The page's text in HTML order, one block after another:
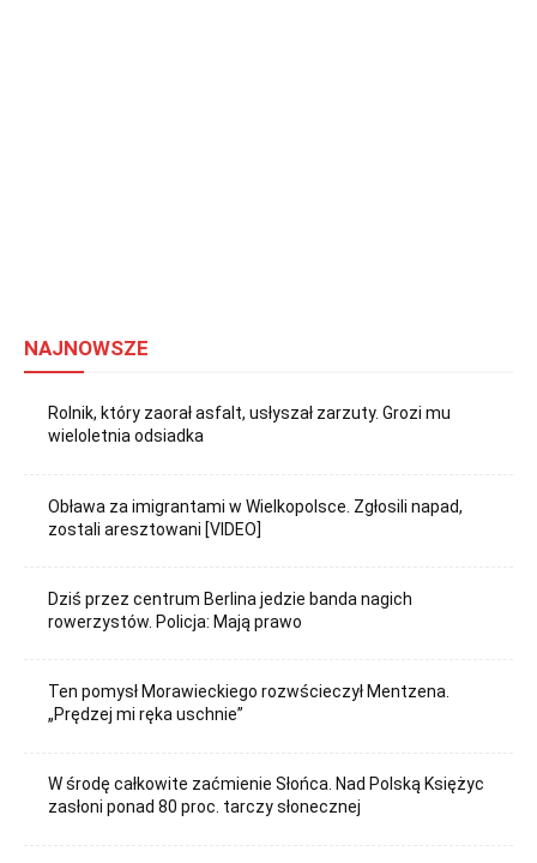
NAJNOWSZE
Rolnik, który zaorał asfalt, usłyszał zarzuty. Grozi mu
wieloletnia odsiadka
Obława za imigrantami w Wielkopolsce. Zgłosili napad,
zostali aresztowani [VIDEO]
Dziś przez centrum Berlina jedzie banda nagich
rowerzystów. Policja: Mają prawo
Ten pomysł Morawieckiego rozwścieczył Mentzena.
„Prędzej mi ręka uschnie”
W środę całkowite zaćmienie Słońca. Nad Polską Księżyc
zasłoni ponad 80 proc. tarczy słonecznej